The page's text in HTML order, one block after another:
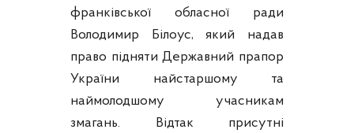
франківської обласної ради
Володимир Білоус, який надав
право підняти Державний прапор
України найстаршому та
наймолодшому учасникам
змагань. Відтак присутні